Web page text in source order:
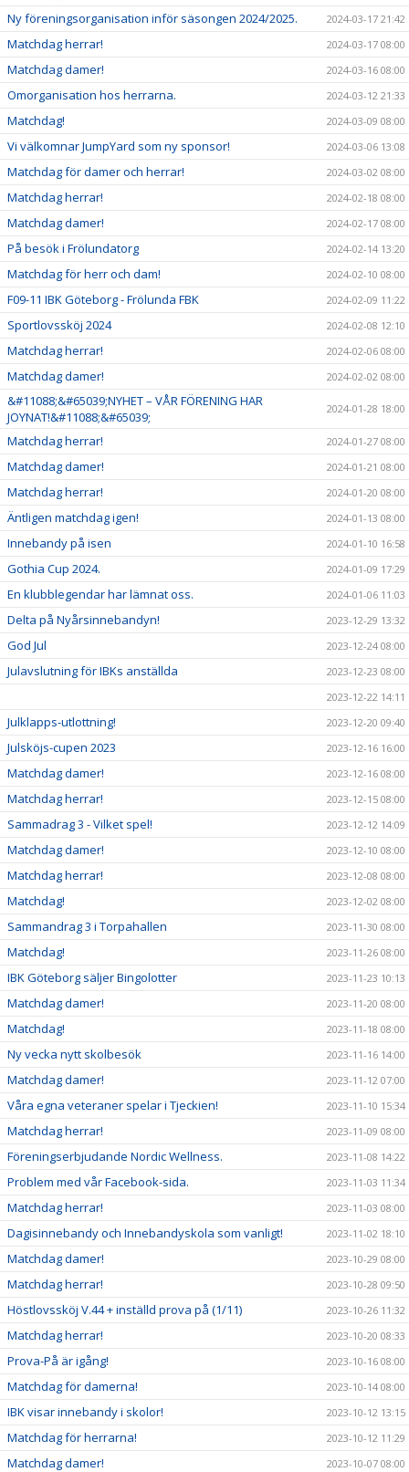
Ny föreningsorganisation inför säsongen 2024/2025. 2024-03-17 21:42
Matchdag herrar! 2024-03-17 08:00
Matchdag damer! 2024-03-16 08:00
Omorganisation hos herrarna. 2024-03-12 21:33
Matchdag! 2024-03-09 08:00
Vi välkomnar JumpYard som ny sponsor! 2024-03-06 13:08
Matchdag för damer och herrar! 2024-03-02 08:00
Matchdag herrar! 2024-02-18 08:00
Matchdag damer! 2024-02-17 08:00
På besök i Frölundatorg 2024-02-14 13:20
Matchdag för herr och dam! 2024-02-10 08:00
F09-11 IBK Göteborg - Frölunda FBK 2024-02-09 11:22
Sportlovssköj 2024 2024-02-08 12:10
Matchdag herrar! 2024-02-06 08:00
Matchdag damer! 2024-02-02 08:00
&#11088;&#65039;NYHET – VÅR FÖRENING HAR
JOYNAT!&#11088;&#65039;
2024-01-28 18:00
Matchdag herrar! 2024-01-27 08:00
Matchdag damer! 2024-01-21 08:00
Matchdag herrar! 2024-01-20 08:00
Äntligen matchdag igen! 2024-01-13 08:00
Innebandy på isen 2024-01-10 16:58
Gothia Cup 2024. 2024-01-09 17:29
En klubblegendar har lämnat oss. 2024-01-06 11:03
Delta på Nyårsinnebandyn! 2023-12-29 13:32
God Jul 2023-12-24 08:00
Julavslutning för IBKs anställda
2023-12-23 08:00
2023-12-22 14:11
Julklapps-utlottning! 2023-12-20 09:40
Julsköjs-cupen 2023 2023-12-16 16:00
Matchdag damer! 2023-12-16 08:00
Matchdag herrar! 2023-12-15 08:00
Sammadrag 3 - Vilket spel! 2023-12-12 14:09
Matchdag damer! 2023-12-10 08:00
Matchdag herrar! 2023-12-08 08:00
Matchdag! 2023-12-02 08:00
Sammandrag 3 i Torpahallen 2023-11-30 08:00
Matchdag! 2023-11-26 08:00
IBK Göteborg säljer Bingolotter 2023-11-23 10:13
Matchdag damer! 2023-11-20 08:00
Matchdag! 2023-11-18 08:00
Ny vecka nytt skolbesök 2023-11-16 14:00
Matchdag damer! 2023-11-12 07:00
Våra egna veteraner spelar i Tjeckien! 2023-11-10 15:34
Matchdag herrar! 2023-11-09 08:00
Föreningserbjudande Nordic Wellness. 2023-11-08 14:22
Problem med vår Facebook-sida. 2023-11-03 11:34
Matchdag herrar! 2023-11-03 08:00
Dagisinnebandy och Innebandyskola som vanligt! 2023-11-02 18:10
Matchdag damer! 2023-10-29 08:00
Matchdag herrar! 2023-10-28 09:50
Höstlovssköj V.44 + inställd prova på (1/11) 2023-10-26 11:32
Matchdag herrar! 2023-10-20 08:33
Prova-På är igång! 2023-10-16 08:00
Matchdag för damerna! 2023-10-14 08:00
IBK visar innebandy i skolor! 2023-10-12 13:15
Matchdag för herrarna! 2023-10-12 11:29
Matchdag damer! 2023-10-07 08:00